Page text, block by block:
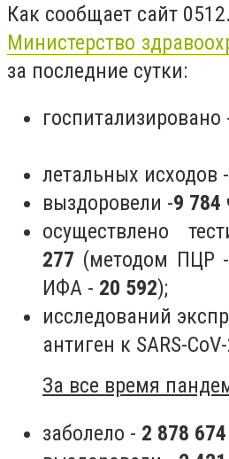
Как сообщает сайт
Министерство
за последние сутки:
госпитализировано
летальных исходов -
выздоровели -9 784
осуществлено
277 (методом ПЦР -
ИФА - 20 592);
исследований
антиген к SARS-
За все время
заболело - 2 878 674